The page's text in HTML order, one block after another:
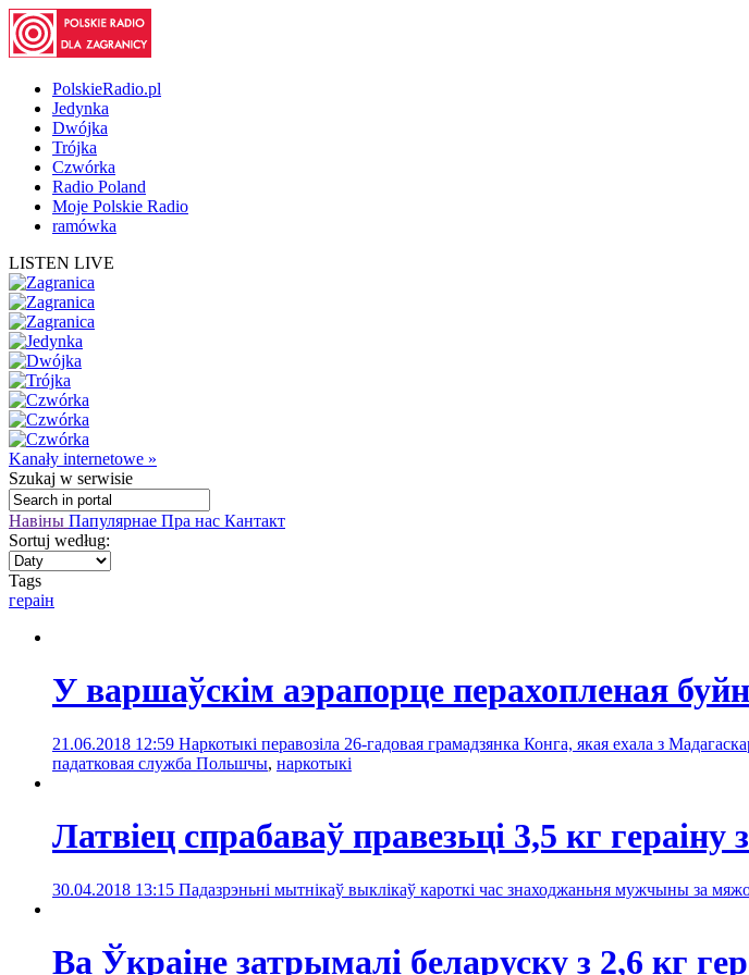
PolskieRadio.pl
Jedynka
Dwójka
Trójka
Czwórka
Radio Poland
Moje Polskie Radio
ramówka
LISTEN LIVE
Kanały internetowe »
Szukaj w serwisie
Навіны Папулярнае Пра нас Кантакт
Sortuj według:
Tags
гераін
У варшаўскім аэрапорце перахопленая
21.06.2018 12:59 Наркотыкі перавозіла 26-гадовая грамадзянка Конга, якая ехала з
падатковая служба Польшчы, наркотыкі
Латвіец спрабаваў правезьці 3,5 кг
30.04.2018 13:15 Падазрэньні мытнікаў выклікаў кароткі час знаходжаньня мужчыны за
Ва Ўкраіне затрымалі беларуску з 2,6 кг